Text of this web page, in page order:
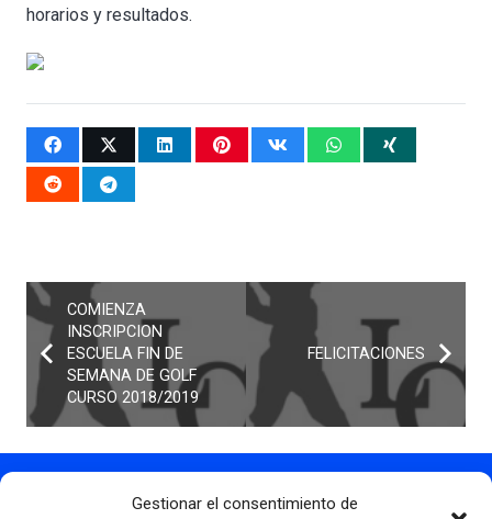
Gestionar el consentimiento de
horarios y resultados.
COMIENZA
INSCRIPCION
ESCUELA FIN DE
SEMANA DE GOLF
CURSO 2018/2019
FELICITACIONES
Contacto